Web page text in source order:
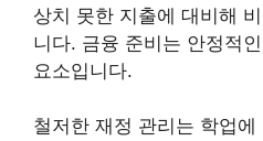
상치 못한 지출에 대비해
니다. 금융 준비는 안정적
요소입니다.
철저한 재정 관리는 학업